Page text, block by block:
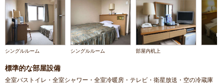
シングルルーム シングルルーム 部屋内机上
標準的な部屋設備
全室バストイレ・全室シャワー・全室冷暖房・テレビ・衛星放送・空の冷蔵庫